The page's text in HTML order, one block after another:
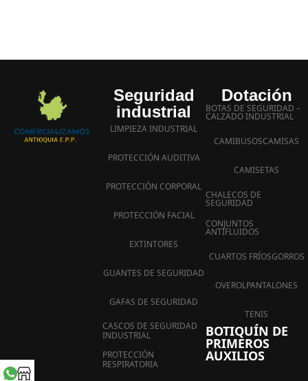
Seguridad
industrial
LIMPIEZA INDUSTRIAL
PROTECCIÓN AUDITIVA
PROTECCIÓN CORPORAL
PROTECCIÓN FACIAL
EXTINTORES
GUANTES DE SEGURIDAD
GAFAS DE SEGURIDAD
CASCOS DE SEGURIDAD
INDUSTRIAL
PROTECCIÓN
RESPIRATORIA
Dotación
BOTAS DE SEGURIDAD –
CALZADO INDUSTRIAL
CAMIBUSOSCAMISAS
CAMISETAS
CHALECOS DE
SEGURIDAD
CONJUNTOS
ANTIFLUIDOS
CUARTOS FRÍOSGORROS
OVEROLPANTALONES
TENIS
BOTIQUÍN DE
PRIMEROS
AUXILIOS